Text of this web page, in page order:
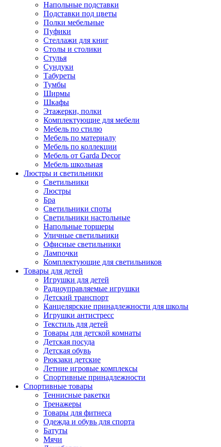
Напольные подставки
Подставки под цветы
Полки мебельные
Пуфики
Стеллажи для книг
Столы и столики
Стулья
Сундуки
Табуреты
Тумбы
Ширмы
Шкафы
Этажерки, полки
Комплектующие для мебели
Мебель по стилю
Мебель по материалу
Мебель по коллекции
Мебель от Garda Decor
Мебель школьная
Люстры и светильники
Светильники
Люстры
Бра
Светильники споты
Светильники настольные
Напольные торшеры
Уличные светильники
Офисные светильники
Лампочки
Комплектующие для светильников
Товары для детей
Игрушки для детей
Радиоуправляемые игрушки
Детский транспорт
Канцелярские принадлежности для школы
Игрушки антистресс
Текстиль для детей
Товары для детской комнаты
Детская посуда
Детская обувь
Рюкзаки детские
Летние игровые комплексы
Спортивные принадлежности
Спортивные товары
Теннисные ракетки
Тренажеры
Товары для фитнеса
Одежда и обувь для спорта
Батуты
Мячи